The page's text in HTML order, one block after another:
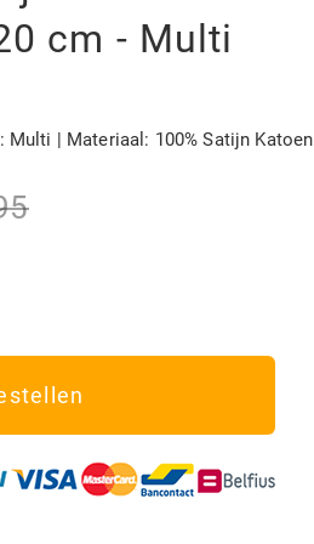
cm - Multi
Multi | Materiaal: 100% Satijn Katoen